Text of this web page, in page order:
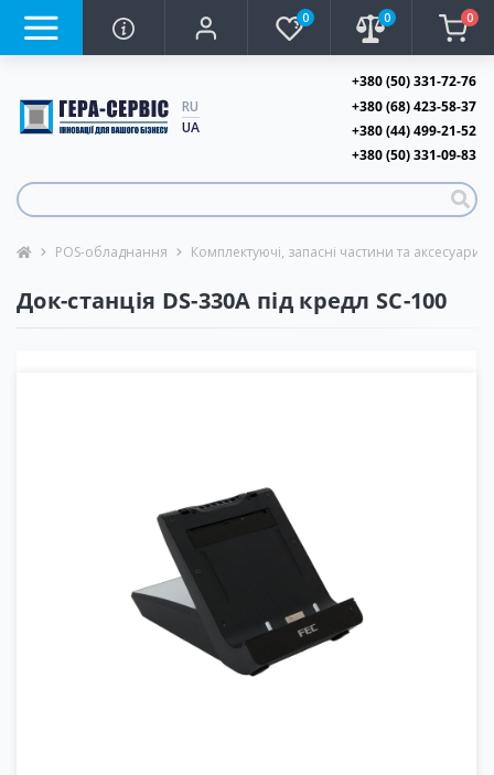
0 0 0
RU
UA
+380 (50) 331-72-76
+380 (68) 423-58-37
+380 (44) 499-21-52
+380 (50) 331-09-83
POS-обладнання Комплектуючі, запасні частини та аксесуари
Док-станція DS-330A під кредл SC-100